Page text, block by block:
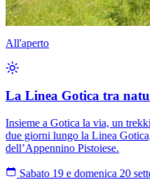
All'aperto
La Linea Gotica tra
Insieme a Gotica la via, un
due giorni lungo la Linea
dell’Appennino Pistoiese.
Sabato 19 e domenica 20